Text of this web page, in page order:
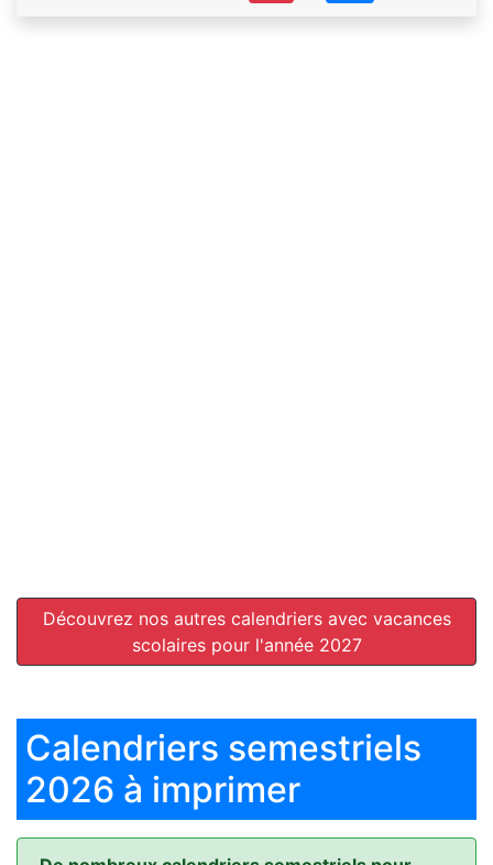
Découvrez nos autres calendriers avec vacances
scolaires pour l'année 2027
Calendriers semestriels
2026 à imprimer